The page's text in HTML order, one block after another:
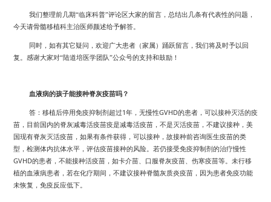
我们整理前几期“临床科普”评论区大家的留言，总结出几条有代表性的问题，
今天请骨髓移植科主治医师颜述给予解答。
同时，如有其它疑问，欢迎广大患者（家属）踊跃留言，我们将及时予以回
复。感谢大家对“陆道培医学团队”公众号的支持和鼓励！
血液病的孩子能接种脊灰疫苗吗？
答：移植后停用免疫抑制剂超过1年，无慢性GVHD的患者，可以接种灭活的疫
苗，目前国内的脊灰减毒活疫苗疫是减毒活疫苗，不是灭活疫苗，不建议接种，美
国现有脊灰灭活疫苗，如果有条件获得，可以接种，故接种前咨询医生疫苗的类
型，检测体内抗体水平，评估疫苗接种的风险。若仍接受免疫抑制剂的治疗慢性
GVHD的患者，不能接种活疫苗，如卡介苗、口服脊灰疫苗、伤寒疫苗等。未行移
植的血液病患者，若在化疗期间，不建议接种脊髓灰质炎疫苗，因为患者免疫功能
未恢复，免疫反应低下。